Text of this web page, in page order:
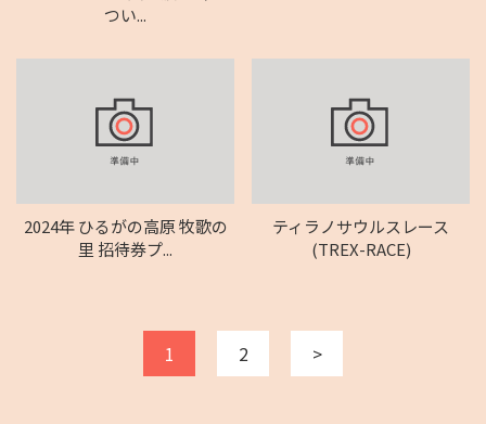
つい...
2024年 ひるがの高原 牧歌の
里 招待券プ...
ティラノサウルスレース
(TREX-RACE)
1 2 >